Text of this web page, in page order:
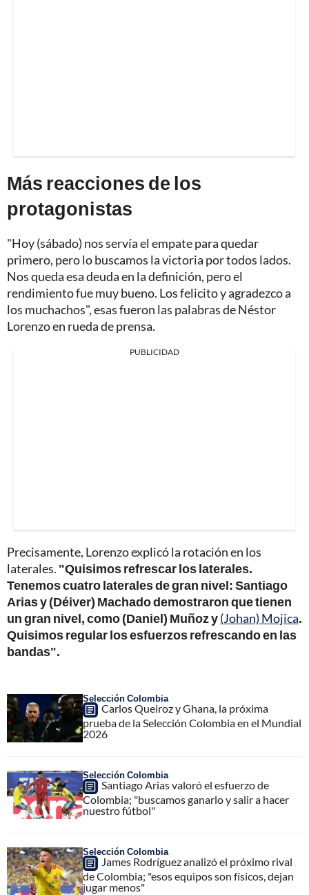
Más reacciones de los
protagonistas
"Hoy (sábado) nos servía el empate para quedar
primero, pero lo buscamos la victoria por todos lados.
Nos queda esa deuda en la definición, pero el
rendimiento fue muy bueno. Los felicito y agradezco a
los muchachos", esas fueron las palabras de Néstor
Lorenzo en rueda de prensa.
PUBLICIDAD
Precisamente, Lorenzo explicó la rotación en los
laterales. "Quisimos refrescar los laterales.
Tenemos cuatro laterales de gran nivel: Santiago
Arias y (Déiver) Machado demostraron que tienen
un gran nivel, como (Daniel) Muñoz y(Johan) Mojica.
Quisimos regular los esfuerzos refrescando en las
bandas".
Selección Colombia
Carlos Queiroz y Ghana, la próxima
prueba de la Selección Colombia en el Mundial
2026
Selección Colombia
Santiago Arias valoró el esfuerzo de
Colombia; "buscamos ganarlo y salir a hacer
nuestro fútbol"
Selección Colombia
James Rodríguez analizó el próximo rival
de Colombia; "esos equipos son físicos, dejan
jugar menos"